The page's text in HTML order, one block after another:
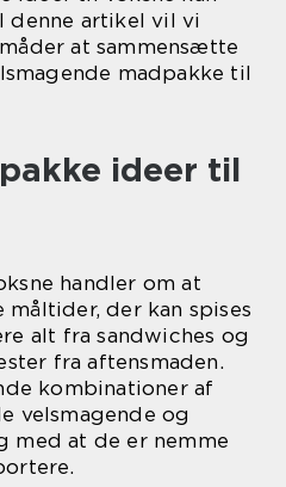
artikel vil vi
at sammensætte
madpakke til
ideer til
handler om at
der kan spises
alt fra sandwiches og
fra aftensmaden.
kombinationer af
velsmagende og
med at de er nemme